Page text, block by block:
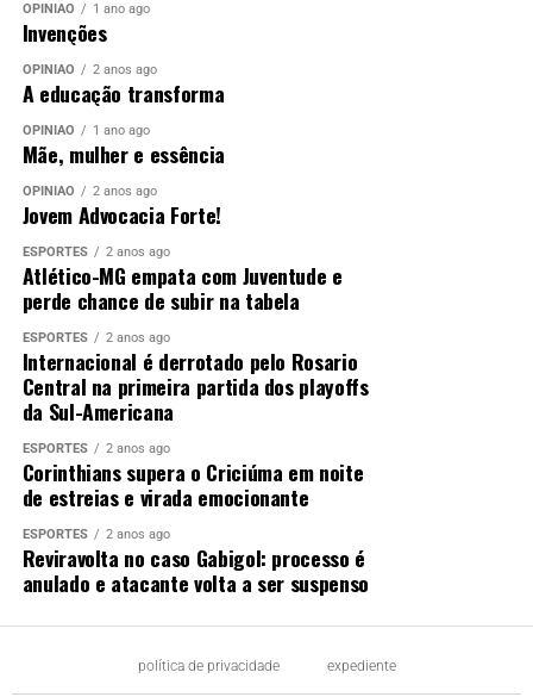
OPINIÃO 1 ano ago
Invenções
OPINIÃO 2 anos ago
A educação transforma
OPINIÃO 1 ano ago
Mãe, mulher e essência
OPINIÃO 2 anos ago
Jovem Advocacia Forte!
ESPORTES 2 anos ago
Atlético-MG empata com Juventude e
perde chance de subir na tabela
ESPORTES 2 anos ago
Internacional é derrotado pelo Rosario
Central na primeira partida dos playoffs
da Sul-Americana
ESPORTES 2 anos ago
Corinthians supera o Criciúma em noite
de estreias e virada emocionante
ESPORTES 2 anos ago
Reviravolta no caso Gabigol: processo é
anulado e atacante volta a ser suspenso
política de privacidade expediente